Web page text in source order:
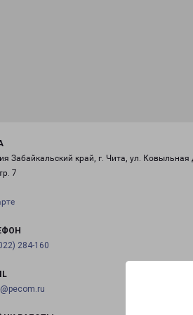
Забайкальский край, г. Чита, ул. Ковыльная
7
284-160